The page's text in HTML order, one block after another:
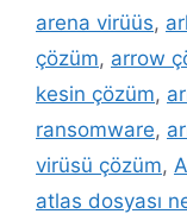
arena virüüs,
çözüm, arrow
kesin çözüm,
ransomware,
virüsü çözüm,
atlas dosyası